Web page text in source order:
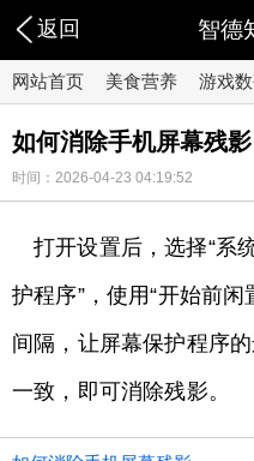
返回 智德
网站首页 美食营养 游戏
如何消除手机屏幕残影
时间：2026-04-23 04:19:52
打开设置后，选择“系
护程序”，使用“开始前
间隔，让屏幕保护程序
一致，即可消除残影。